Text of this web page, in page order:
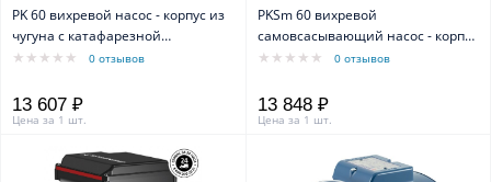
PK 60 вихревой насос - корпус из
чугуна с катафарезной
обработкой
0 отзывов
13 607 ₽
Цена за 1 шт.
PKSm 60 вихревой
самовсасывающий насос - корпус
из чугуна
0 отзывов
13 848 ₽
Цена за 1 шт.